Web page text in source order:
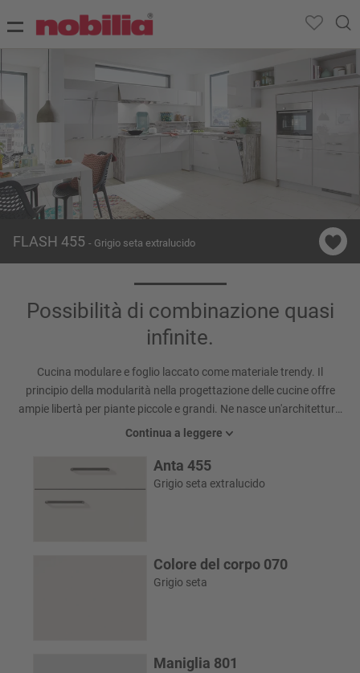
FLASH 455 - Grigio seta extralucido
Possibilità di combinazione quasi
infinite.
Cucina modulare e foglio laccato come materiale trendy. Il
principio della modularità nella progettazione delle cucine offre
ampie libertà per piante piccole e grandi. Ne nasce un'architettura
leggera, con una strutturazione articolata dei volumi e soluzioni
contrasti espressivi di color Maracaibo chiaro conferisce a questa
cucina il suo carattere moderno.
Continua a leggere
Anta 455
Grigio seta extralucido
Colore del corpo 070
Grigio seta
Maniglia 801